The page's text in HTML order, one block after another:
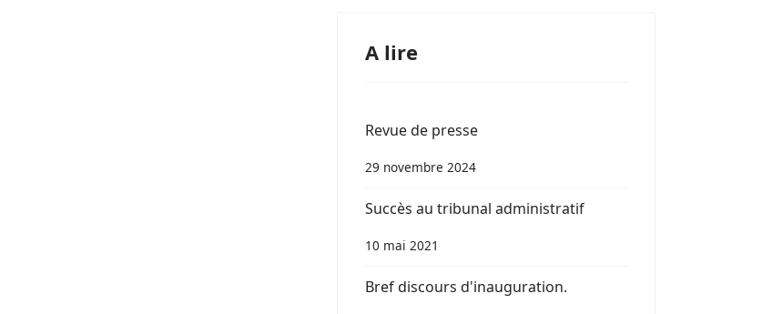
A lire
Revue de presse
29 novembre 2024
Succès au tribunal administratif
10 mai 2021
Bref discours d'inauguration.